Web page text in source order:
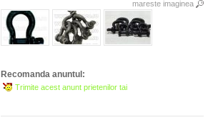
mareste imaginea
Recomanda anuntul:
Trimite acest anunt prietenilor tai